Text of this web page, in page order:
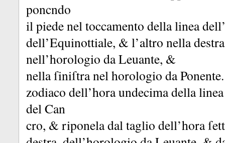
poncndo
il piede nel toccamento della linea
dell’Equinottiale, & l’altro nella
nell’horologio da Leuante, &
nella ſiniſtra nel horologio da
zodiaco dell’hora undecima della
del Can
cro, & riponela dal taglio dell’hora